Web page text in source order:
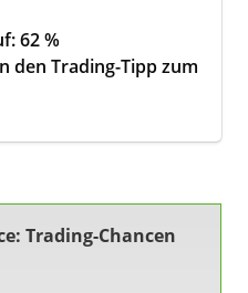
62 %
den Trading-Tipp zum
Trading-Chancen